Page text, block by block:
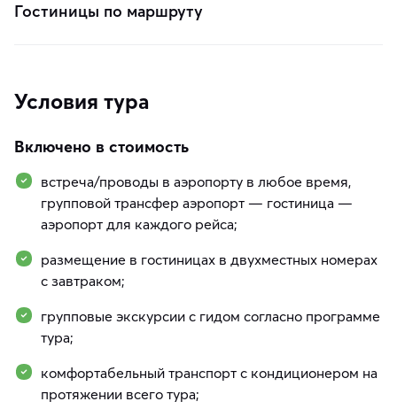
Гостиницы по маршруту
Условия тура
Включено в стоимость
встреча/проводы в аэропорту в любое время,
групповой трансфер аэропорт — гостиница —
аэропорт для каждого рейса;
размещение в гостиницах в двухместных номерах
с завтраком;
групповые экскурсии с гидом согласно программе
тура;
комфортабельный транспорт с кондиционером на
протяжении всего тура;